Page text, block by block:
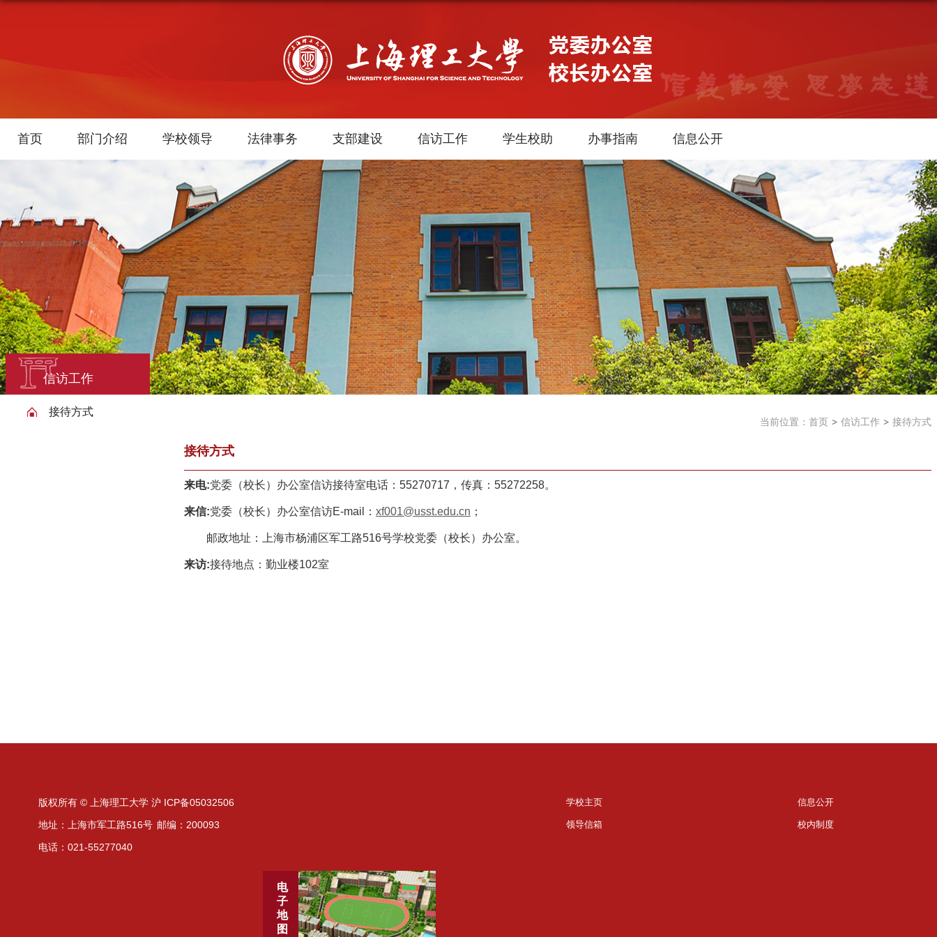
首页 部门介绍 学校领导 法律事务 支部建设 信访工作 学生校助 办事指南 信息公开
信访工作
接待方式
当前位置： 首页 信访工作 接待方式
接待方式
来电:党委（校长）办公室信访接待室电话：55270717，传真：55272258。
来信:党委（校长）办公室信访E-mail： xf001@usst.edu.cn ；
邮政地址：上海市杨浦区军工路516号学校党委（校长）办公室。
来访:接待地点：勤业楼102室
版权所有 © 上海理工大学 沪 ICP备05032506
地址：上海市军工路516号 邮编：200093
电话：021-55277040
学校主页 信息公开
领导信箱 校内制度
电
子
地
图